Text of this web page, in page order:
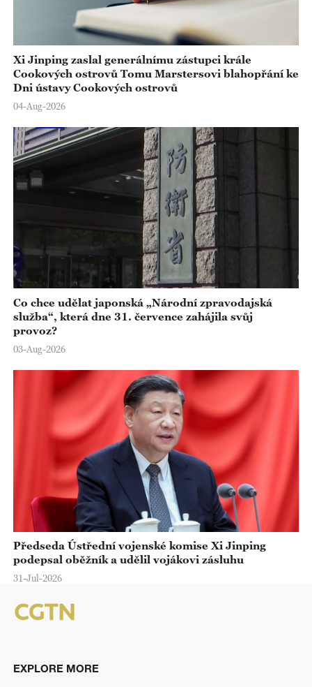
Xi Jinping zaslal generálnímu zástupci krále
Cookových ostrovů Tomu Marstersovi blahopřání ke
Dni ústavy Cookových ostrovů
04-Aug-2026
Co chce udělat japonská „Národní zpravodajská
služba“, která dne 31. července zahájila svůj
provoz?
03-Aug-2026
Předseda Ústřední vojenské komise Xi Jinping
podepsal oběžník a udělil vojákovi zásluhu
31-Jul-2026
EXPLORE MORE